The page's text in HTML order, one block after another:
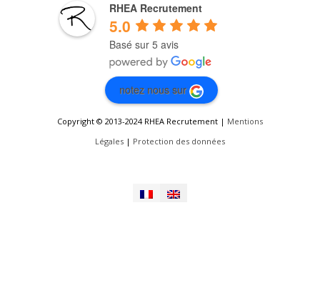
RHEA Recrutement
5.0
Basé sur 5 avis
notez nous sur
Copyright © 2013-2024 RHEA Recrutement | Mentions
Légales | Protection des données